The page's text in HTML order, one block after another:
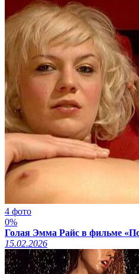
4 фото
0%
Голая Эмма Райс в фильме
15.02.2026